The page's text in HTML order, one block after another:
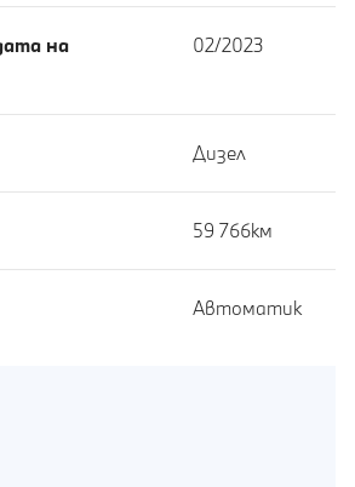
на
02/2023
Дизел
59 766км
Автоматик